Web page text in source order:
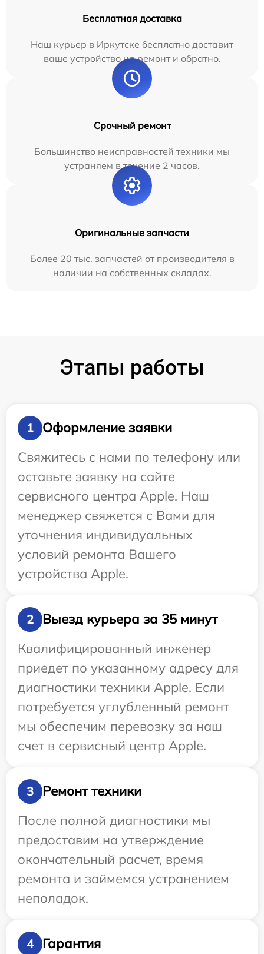
Бесплатная доставка
Наш курьер в Иркутске бесплатно доставит
ваше устройство на ремонт и обратно.
Срочный ремонт
Большинство неисправностей техники мы
устраняем в течение 2 часов.
Оригинальные запчасти
Более 20 тыс. запчастей от производителя в
наличии на собственных складах.
Этапы работы
1
Оформление заявки
Свяжитесь с нами по телефону или
оставьте заявку на сайте
сервисного центра Apple. Наш
менеджер свяжется с Вами для
уточнения индивидуальных
условий ремонта Вашего
устройства Apple.
2
Выезд курьера за 35 минут
Квалифицированный инженер
приедет по указанному адресу для
диагностики техники Apple. Если
потребуется углубленный ремонт
мы обеспечим перевозку за наш
счет в сервисный центр Apple.
3
Ремонт техники
После полной диагностики мы
предоставим на утверждение
окончательный расчет, время
ремонта и займемся устранением
неполадок.
4 Гарантия